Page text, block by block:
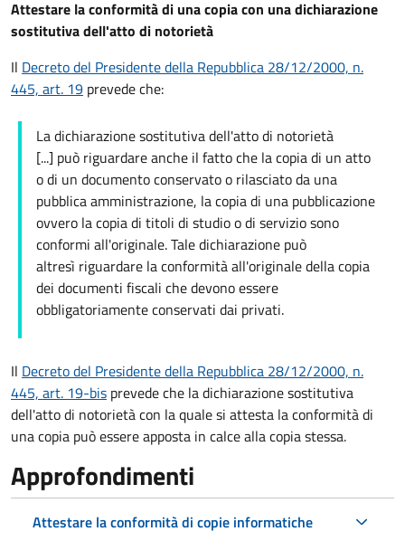
Attestare la conformità di una copia con una dichiarazione
sostitutiva dell'atto di notorietà
Il Decreto del Presidente della Repubblica 28/12/2000, n.
445, art. 19 prevede che:
La dichiarazione sostitutiva dell'atto di notorietà
[...] può riguardare anche il fatto che la copia di un atto
o di un documento conservato o rilasciato da una
pubblica amministrazione, la copia di una pubblicazione
ovvero la copia di titoli di studio o di servizio sono
conformi all'originale. Tale dichiarazione può
altresì riguardare la conformità all'originale della copia
dei documenti fiscali che devono essere
obbligatoriamente conservati dai privati.
Il Decreto del Presidente della Repubblica 28/12/2000, n.
445, art. 19-bis prevede che la dichiarazione sostitutiva
dell'atto di notorietà con la quale si attesta la conformità di
una copia può essere apposta in calce alla copia stessa.
Approfondimenti
Attestare la conformità di copie informatiche